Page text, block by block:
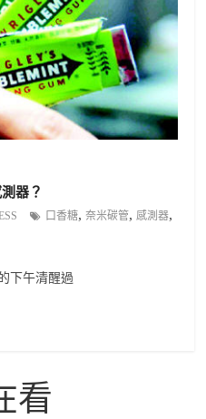
器？
口香糖, 奈米碳管, 感測器,
下午清醒過
看